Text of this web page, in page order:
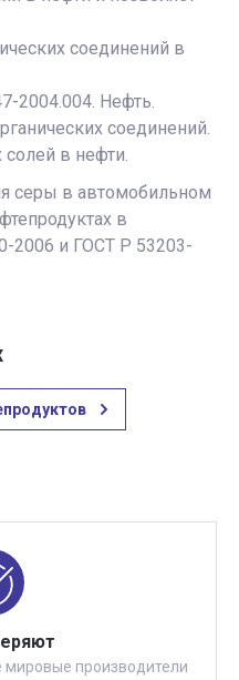
соединений в
2004.004. Нефть.
соединений.
в нефти.
серы в автомобильном
в
2006 и ГОСТ Р 53203-
производители